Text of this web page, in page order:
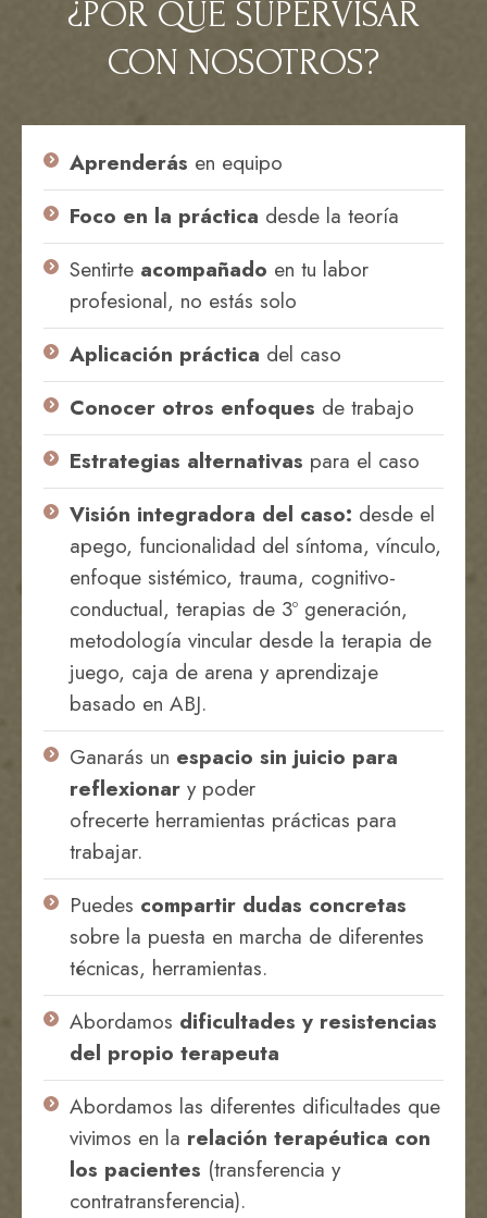
¿POR QUÉ SUPERVISAR
CON NOSOTROS?
Aprenderás en equipo
Foco en la práctica desde la teoría
Sentirte acompañado en tu labor
profesional, no estás solo
Aplicación práctica del caso
Conocer otros enfoques de trabajo
Estrategias alternativas para el caso
Visión integradora del caso: desde el
apego, funcionalidad del síntoma, vínculo,
enfoque sistémico, trauma, cognitivo-
conductual, terapias de 3º generación,
metodología vincular desde la terapia de
juego, caja de arena y aprendizaje
basado en ABJ.
Ganarás un espacio sin juicio para
reflexionar y poder
ofrecerte herramientas prácticas para
trabajar.
Puedes compartir dudas concretas
sobre la puesta en marcha de diferentes
técnicas, herramientas.
Abordamos dificultades y resistencias
del propio terapeuta
Abordamos las diferentes dificultades que
vivimos en la relación terapéutica con
los pacientes (transferencia y
contratransferencia).